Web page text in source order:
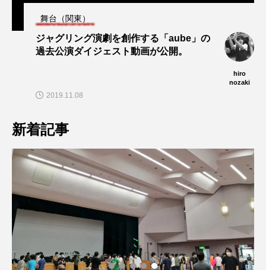
舞台（関東）
ジャグリング演劇を創作する「aube」の
過去公演ダイジェスト動画が公開。
hiro
nozaki
2019.11.08
新着記事